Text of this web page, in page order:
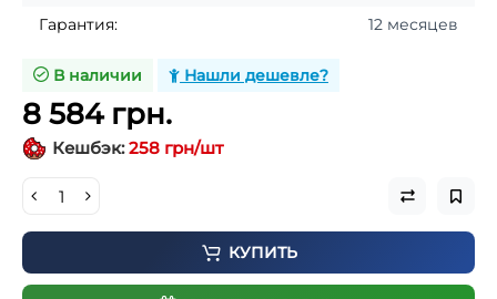
Гарантия:
12 месяцев
В наличии Нашли дешевле?
8 584 грн.
Кешбэк:258 грн/шт
КУПИТЬ